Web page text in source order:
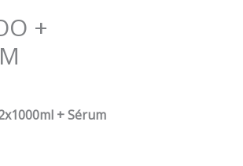
+
+ Sérum